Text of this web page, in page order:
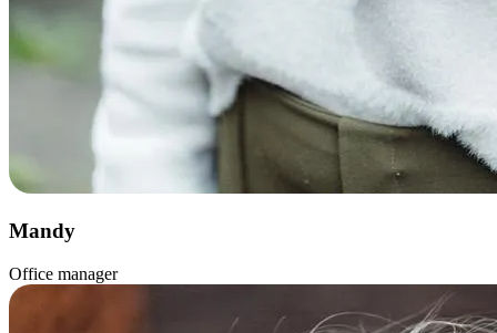
Mandy
Office manager